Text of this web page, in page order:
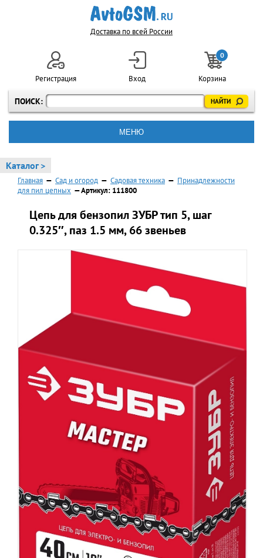
Доставка по всей России
ПОИСК:
Регистрация Вход
0
Корзина
МЕНЮ
Каталог >
Главная — Сад и огород — Садовая техника — Принадлежности
для пил цепных — Артикул: 111800
Цепь для бензопил ЗУБР тип 5, шаг
0.325″, паз 1.5 мм, 66 звеньев